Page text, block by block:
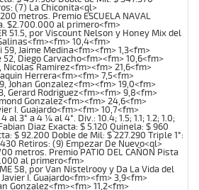
(7) La Chiconita<ql>
metros. Premio ESCUELA NAVAL
$2.700.000 al primero<fm>
51.5, por Viscount Nelson y Honey Mix del
10,4<fm>
59, Jaime Medina<fm><fm> 1,3<fm>
Diego Carvacho<fm><fm> 10,6<fm>
Ramirez<fm><fm> 21,6<fm>
Herrera<fm><fm> 7,5<fm>
Johan Gonzalez<fm><fm> 19,0<fm>
Gerard Rodriguez<fm><fm> 9,8<fm>
Gonzalez<fm><fm> 24,6<fm>
I. Guajardo<fm><fm> 10,7<fm>
3° a 4 ¼ al 4°. Div.: 10.4; 1.5; 1.1; 1.2; 1.0;
Diaz Exacta: $ 5.120 Quinela: $ 960
$ 92.200 Doble de Mil: $ 227.290 Triple 1°:
Retiros: (9) Empezar De Nuevo<ql>
metros. Premio PATIO DEL CAÑON Pista
al primero<fm>
58, por Van Nistelrooy y Da La Vida del
I. Guajardo<fm><fm> 3,9<fm>
Gonzalez<fm><fm> 11,2<fm>